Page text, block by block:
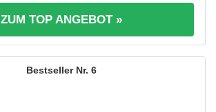
ZUM TOP ANGEBOT »
6